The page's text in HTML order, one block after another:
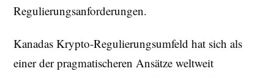
Regulierungsanforderungen.
Kanadas Krypto-Regulierungsumfeld hat sich als
einer der pragmatischeren Ansätze weltweit